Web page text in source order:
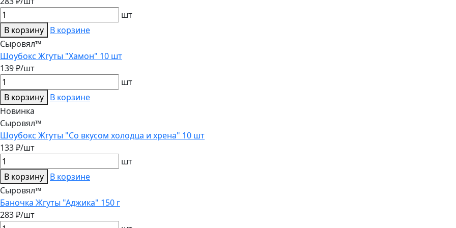
шт
В корзину В корзине
Сыровял™
Шоубокс Жгуты "Хамон" 10 шт
139 ₽/шт
шт
В корзину В корзине
Новинка
Сыровял™
Шоубокс Жгуты "Со вкусом холодца и хрена" 10 шт
133 ₽/шт
шт
В корзину В корзине
Сыровял™
Баночка Жгуты "Аджика" 150 г
283 ₽/шт